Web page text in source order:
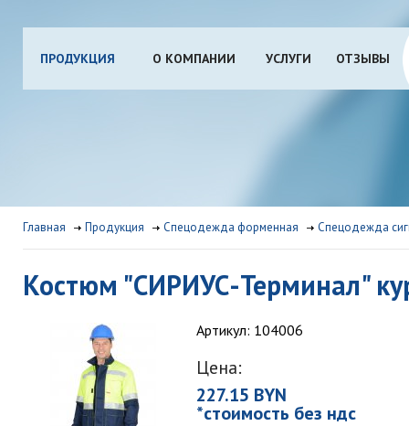
ПРОДУКЦИЯ О КОМПАНИИ УСЛУГИ ОТЗЫВЫ
Главная Продукция Спецодежда форменная Спецодежда
Костюм "СИРИУС-Терминал"
Артикул: 104006
Цена:
227.15 BYN
*стоимость без ндс